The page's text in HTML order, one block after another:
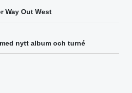
Way Out West
nytt album och turné